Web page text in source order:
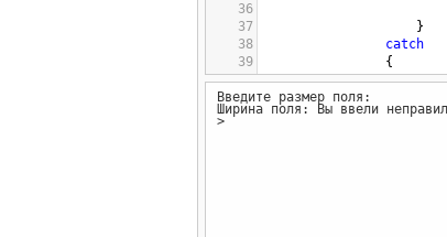
36
37
                    }
38
catch
39
                {
40
41
42
                }
Введите размер поля:
Ширина поля: Вы ввели
>